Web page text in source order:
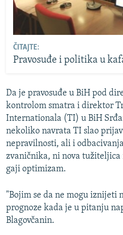
ČITAJTE:
Pravosuđe i politika u
Da je pravosuđe u BiH pod
kontrolom smatra i direktor
Internationala (TI) u BiH
nekoliko navrata TI slao
nepravilnosti, ali i
zvaničnika, ni nova tužiteljica
gaji optimizam.
"Bojim se da ne mogu iznijeti
prognoze kada je u pitanju
Blagovčanin.